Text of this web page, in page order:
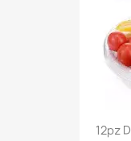
12pz